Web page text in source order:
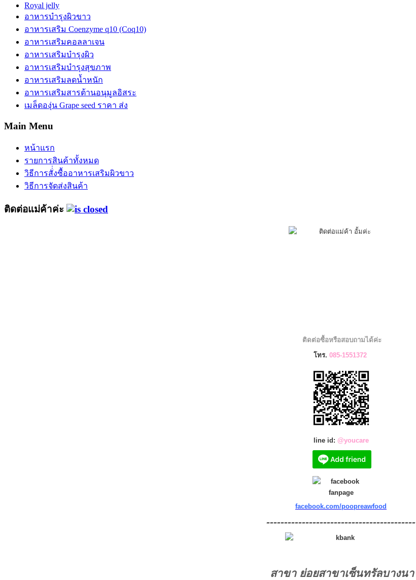
Royal jelly
อาหารบำรุงผิวขาว
อาหารเสริม Coenzyme q10 (Coq10)
อาหารเสริมคอลลาเจน
อาหารเสริมบำรุงผิว
อาหารเสริมบำรุงสุขภาพ
อาหารเสริมลดน้ำหนัก
อาหารเสริมสารต้านอนุมูลอิสระ
เมล็ดองุ่น Grape seed ราคา ส่ง
Main Menu
หน้าแรก
รายการสินค้าทั้งหมด
วิธีการสั่่งซื้ออาหารเสริมผิวขาว
วิธีการจัดส่งสินค้า
ติดต่อแม่ค้าค่ะ
ติดต่อซื้อหรือสอบถามได้ค่ะ
โทร. 085-1551372
line id: @youcare
facebook.com/poopreawfood
------------------------------------------
สาขา ย่อยสาขาเซ็นทรัลบางนา